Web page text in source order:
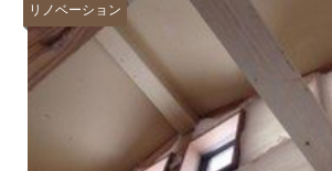
リノベーション